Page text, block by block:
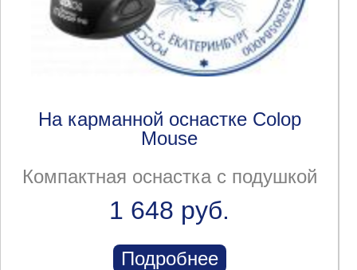
На карманной оснастке Colop
Mouse
Компактная оснастка с подушкой
1 648 руб.
Подробнее